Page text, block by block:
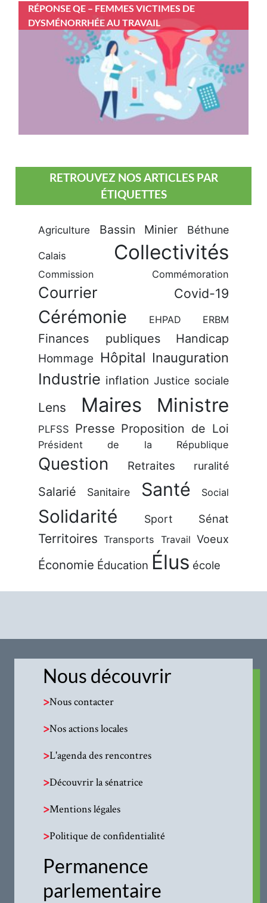
RÉPONSE QE – FEMMES VICTIMES DE
DYSMÉNORRHÉE AU TRAVAIL
RETROUVEZ NOS ARTICLES PAR
ÉTIQUETTES
Agriculture Bassin Minier Béthune
Calais Collectivités
Commission Commémoration
Courrier Covid-19
Cérémonie EHPAD ERBM
Finances publiques Handicap
Hommage Hôpital Inauguration
Industrie inflation Justice sociale
Lens Maires Ministre
PLFSS Presse Proposition de Loi
Président de la République
Question Retraites ruralité
Salarié Sanitaire Santé Social
Solidarité Sport Sénat
Territoires Transports Travail Voeux
Économie Éducation Élus école
Nous découvrir
>Nous contacter
>Nos actions locales
>L'agenda des rencontres
>Découvrir la sénatrice
>Mentions légales
>Politique de confidentialité
Permanence
parlementaire